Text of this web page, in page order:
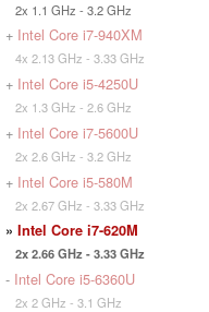
2x 1.1 GHz - 3.2 GHz
+ Intel Core i7-940XM
4x 2.13 GHz - 3.33 GHz
+ Intel Core i5-4250U
2x 1.3 GHz - 2.6 GHz
+ Intel Core i7-5600U
2x 2.6 GHz - 3.2 GHz
+ Intel Core i5-580M
2x 2.67 GHz - 3.33 GHz
» Intel Core i7-620M
2x 2.66 GHz - 3.33 GHz
- Intel Core i5-6360U
2x 2 GHz - 3.1 GHz